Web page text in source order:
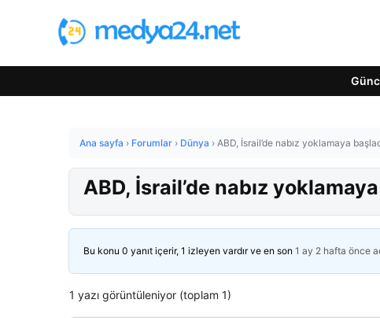
Ana sayfa › Forumlar › Dünya › ABD, İsrail’de nabız yoklamaya
ABD, İsrail’de nabız
Bu konu 0 yanıt içerir, 1 izleyen vardır ve en son 1 ay 2 hafta önce
1 yazı görüntüleniyor (toplam 1)